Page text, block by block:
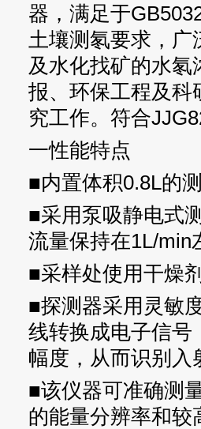
器，满足于
土壤测氡要求，广
及水化找矿的水氡
报、环保工程及科
究工作。符合
一性能特点
■内置体积0.8L的
■采用泵吸静电式
流量保持在1L/min
■采样处使用干燥
■探测器采用灵敏
线转换成电子信号
幅度，从而识别入
■该仪器可准确测
的能量分辨率和较